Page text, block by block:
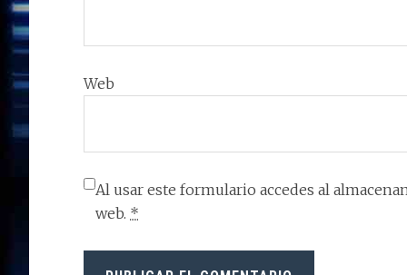
Web
Al usar este formulario accedes al
web. *